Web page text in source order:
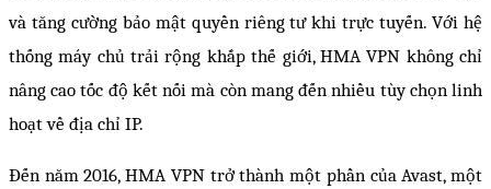
và tăng cường bảo mật quyền riêng tư khi trực tuyến. Với hệ
thống máy chủ trải rộng khắp thế giới, HMA VPN không chỉ
nâng cao tốc độ kết nối mà còn mang đến nhiều tùy chọn linh
hoạt về địa chỉ IP.
Đến năm 2016, HMA VPN trở thành một phần của Avast, một